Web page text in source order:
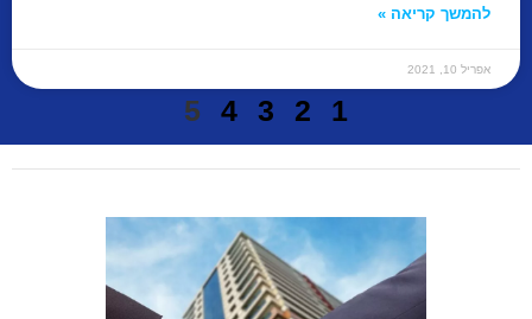
להמשך קריאה »
אפריל 10, 2021
1
2
3
4
5